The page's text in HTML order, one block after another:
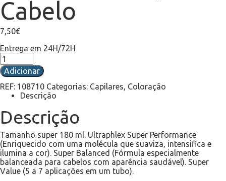
Cabelo
7,50€
Entrega em 24H/72H
Adicionar
REF: 108710 Categorias: Capilares, Coloração
Descrição
Descrição
Tamanho super 180 ml. Ultraphlex Super Performance
(Enriquecido com uma molécula que suaviza, intensifica e
ilumina a cor). Super Balanced (Fórmula especialmente
balanceada para cabelos com aparência saudável). Super
Value (5 a 7 aplicações em um tubo).